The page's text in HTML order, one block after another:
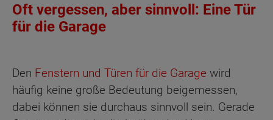
Oft vergessen, aber sinnvoll: Eine Tür
für die Garage
Den Fenstern und Türen für die Garage wird
häufig keine große Bedeutung beigemessen,
dabei können sie durchaus sinnvoll sein. Gerade